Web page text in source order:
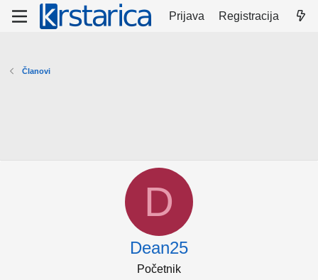
Prijava Registracija
Članovi
D
Dean25
Početnik